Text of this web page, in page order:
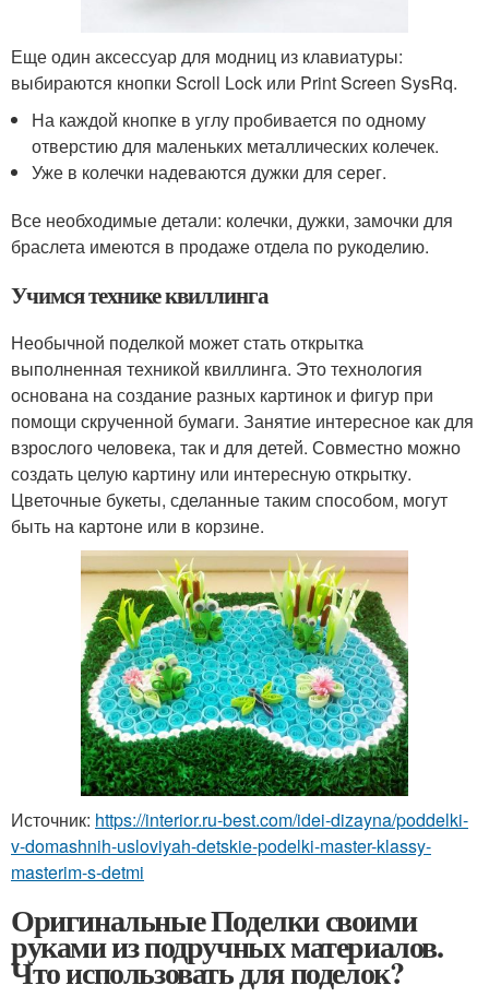
Еще один аксессуар для модниц из клавиатуры:
выбираются кнопки Scroll Lock или Print Screen SysRq.
На каждой кнопке в углу пробивается по одному
отверстию для маленьких металлических колечек.
Уже в колечки надеваются дужки для серег.
Все необходимые детали: колечки, дужки, замочки для
браслета имеются в продаже отдела по рукоделию.
Учимся технике квиллинга
Необычной поделкой может стать открытка
выполненная техникой квиллинга. Это технология
основана на создание разных картинок и фигур при
помощи скрученной бумаги. Занятие интересное как для
взрослого человека, так и для детей. Совместно можно
создать целую картину или интересную открытку.
Цветочные букеты, сделанные таким способом, могут
быть на картоне или в корзине.
Источник: https://interior.ru-best.com/idei-dizayna/poddelki-
v-domashnih-usloviyah-detskie-podelki-master-klassy-
masterim-s-detmi
Оригинальные Поделки своими
руками из подручных материалов.
Что использовать для поделок?